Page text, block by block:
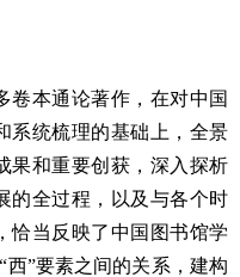
卷本通论著作，在对中国
系统梳理的基础上，全景
果和重要创获，深入探析
的全过程，以及与各个时
恰当反映了中国图书馆学
西”要素之间的关系，建构